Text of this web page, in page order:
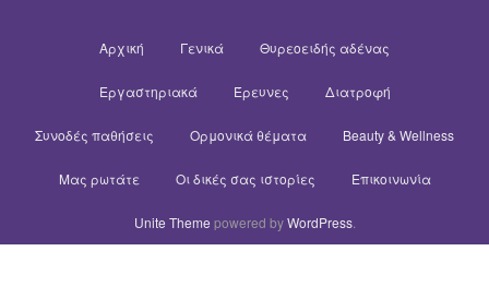
Αρχική Γενικά Θυρεοειδής αδένας
Εργαστηριακά Έρευνες Διατροφή
Συνοδές παθήσεις Ορμονικά θέματα Beauty & Wellness
Μας ρωτάτε Οι δικές σας ιστορίες Επικοινωνία
Unite Theme powered byWordPress.